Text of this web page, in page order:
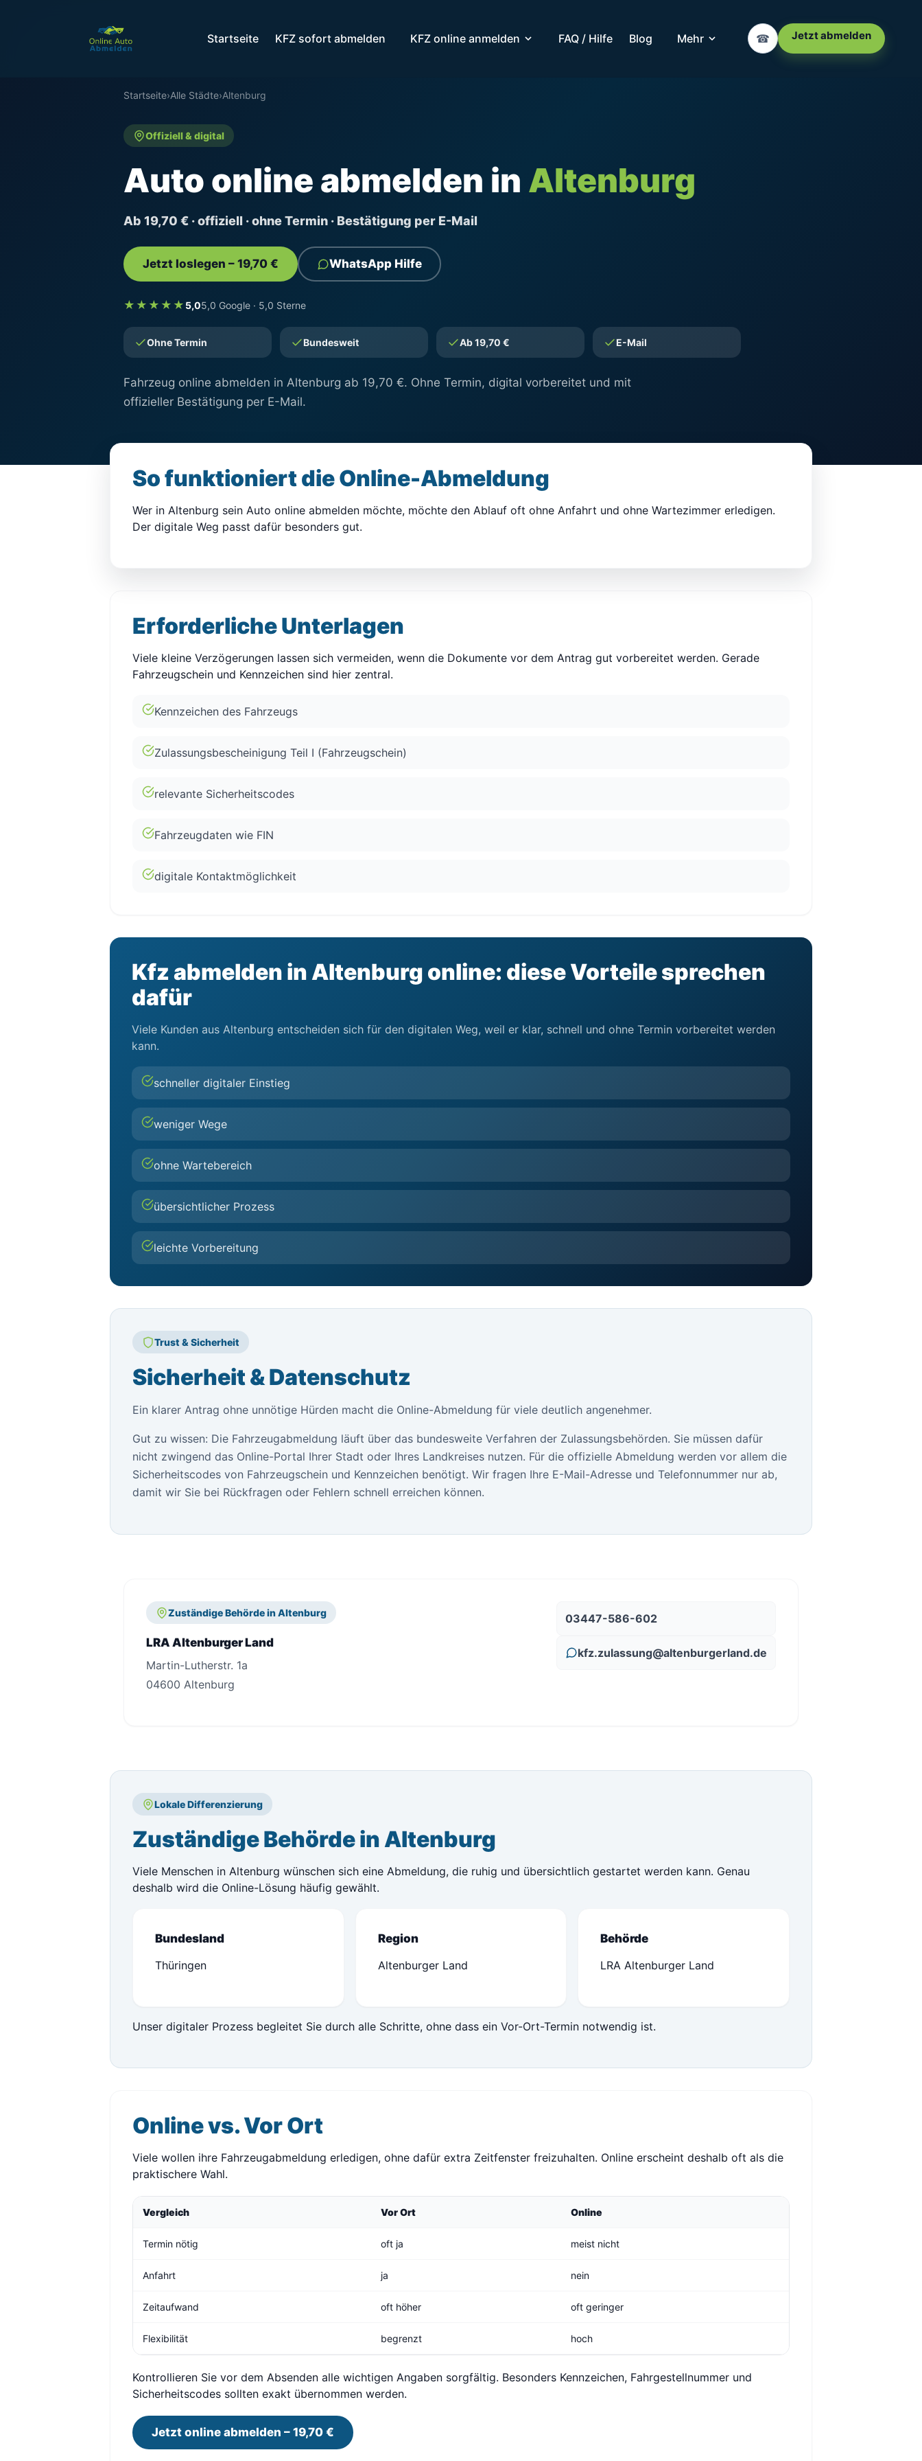
Startseite KFZ sofort abmelden KFZ online anmelden FAQ / Hilfe Blog Mehr ☎ Jetzt abmelden
Startseite›Alle Städte›Altenburg
Offiziell & digital
Auto online abmelden in Altenburg
Ab 19,70 € · offiziell · ohne Termin · Bestätigung per E-Mail
Jetzt loslegen – 19,70 € WhatsApp Hilfe
★★★★★ 5,05,0 Google · 5,0 Sterne
Ohne Termin Bundesweit Ab 19,70 € E-Mail
Fahrzeug online abmelden in Altenburg ab 19,70 €. Ohne Termin, digital vorbereitet und mit
offizieller Bestätigung per E-Mail.
So funktioniert die Online-Abmeldung
Wer in Altenburg sein Auto online abmelden möchte, möchte den Ablauf oft ohne Anfahrt und ohne Wartezimmer erledigen.
Der digitale Weg passt dafür besonders gut.
Erforderliche Unterlagen
Viele kleine Verzögerungen lassen sich vermeiden, wenn die Dokumente vor dem Antrag gut vorbereitet werden. Gerade
Fahrzeugschein und Kennzeichen sind hier zentral.
Kennzeichen des Fahrzeugs
Zulassungsbescheinigung Teil I (Fahrzeugschein)
relevante Sicherheitscodes
Fahrzeugdaten wie FIN
digitale Kontaktmöglichkeit
Kfz abmelden in Altenburg online: diese Vorteile sprechen
dafür
Viele Kunden aus Altenburg entscheiden sich für den digitalen Weg, weil er klar, schnell und ohne Termin vorbereitet werden
kann.
schneller digitaler Einstieg
weniger Wege
ohne Wartebereich
übersichtlicher Prozess
leichte Vorbereitung
Trust & Sicherheit
Sicherheit & Datenschutz
Ein klarer Antrag ohne unnötige Hürden macht die Online-Abmeldung für viele deutlich angenehmer.
Gut zu wissen: Die Fahrzeugabmeldung läuft über das bundesweite Verfahren der Zulassungsbehörden. Sie müssen dafür
nicht zwingend das Online-Portal Ihrer Stadt oder Ihres Landkreises nutzen. Für die offizielle Abmeldung werden vor allem die
Sicherheitscodes von Fahrzeugschein und Kennzeichen benötigt. Wir fragen Ihre E-Mail-Adresse und Telefonnummer nur ab,
damit wir Sie bei Rückfragen oder Fehlern schnell erreichen können.
Zuständige Behörde in Altenburg
LRA Altenburger Land
Martin-Lutherstr. 1a
04600 Altenburg
03447-586-602
kfz.zulassung@altenburgerland.de
Lokale Differenzierung
Zuständige Behörde in Altenburg
Viele Menschen in Altenburg wünschen sich eine Abmeldung, die ruhig und übersichtlich gestartet werden kann. Genau
deshalb wird die Online-Lösung häufig gewählt.
Bundesland
Thüringen
Region
Altenburger Land
Behörde
LRA Altenburger Land
Unser digitaler Prozess begleitet Sie durch alle Schritte, ohne dass ein Vor-Ort-Termin notwendig ist.
Online vs. Vor Ort
Viele wollen ihre Fahrzeugabmeldung erledigen, ohne dafür extra Zeitfenster freizuhalten. Online erscheint deshalb oft als die
praktischere Wahl.
Vergleich Vor Ort Online
Termin nötig oft ja meist nicht
Anfahrt ja nein
Zeitaufwand oft höher oft geringer
Flexibilität begrenzt hoch
Kontrollieren Sie vor dem Absenden alle wichtigen Angaben sorgfältig. Besonders Kennzeichen, Fahrgestellnummer und
Sicherheitscodes sollten exakt übernommen werden.
Jetzt online abmelden – 19,70 €